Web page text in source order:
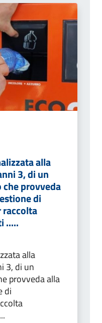
alla
3, di un
provveda
di
.....
alla
3, di un
provveda alla
di